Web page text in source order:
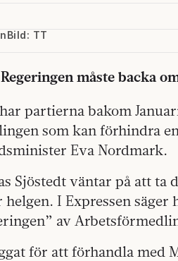
Bild: TT
måste backa
partierna bakom
som kan förhindra
Eva Nordmark.
Sjöstedt väntar på att
I Expressen säger
av
för att förhandla med